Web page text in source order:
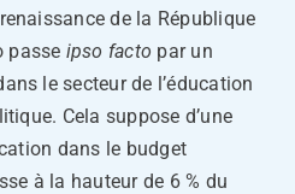
de la République
passe ipso facto par un
le secteur de l’éducation
Cela suppose d’une
dans le budget
à la hauteur de 6 % du